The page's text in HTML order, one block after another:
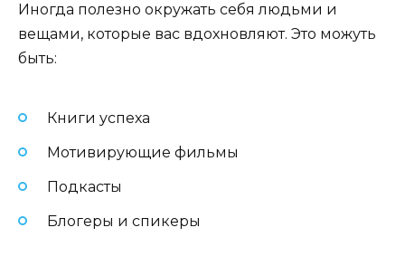
Иногда полезно окружать себя людьми и
вещами, которые вас вдохновляют. Это можуть
быть:
Книги успеха
Мотивирующие фильмы
Подкасты
Блогеры и спикеры